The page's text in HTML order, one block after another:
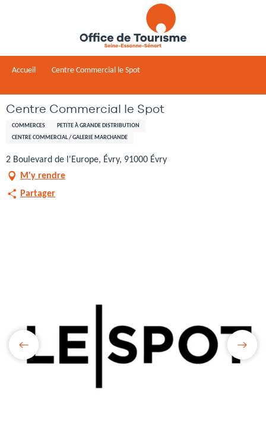
Accueil Centre Commercial le Spot
Centre Commercial le Spot
COMMERCES
PETITE À GRANDE DISTRIBUTION
CENTRE COMMERCIAL / GALERIE MARCHANDE
2 Boulevard de l'Europe, Évry, 91000 Évry
M'y rendre
Partager